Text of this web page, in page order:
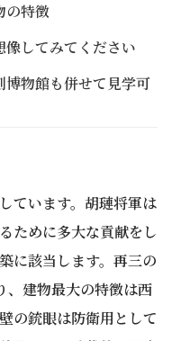
の特徴
してみてください
物館も併せて見学可
ています。胡璉将軍は
ために多大な貢献をし
に該当します。再三の
、建物最大の特徴は西
の銃眼は防衛用として